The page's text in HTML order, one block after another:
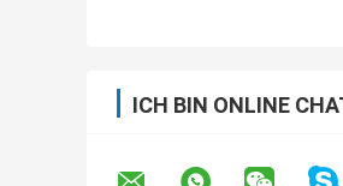
ICH BIN ONLINE